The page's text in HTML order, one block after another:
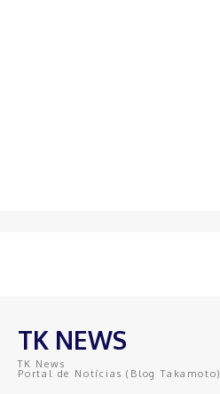
TK NEWS
TK News
Portal de Notícias (Blog Takamoto)